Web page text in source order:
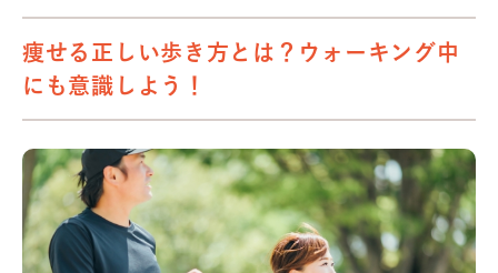
痩せる正しい歩き方とは？ウォーキング中
にも意識しよう！